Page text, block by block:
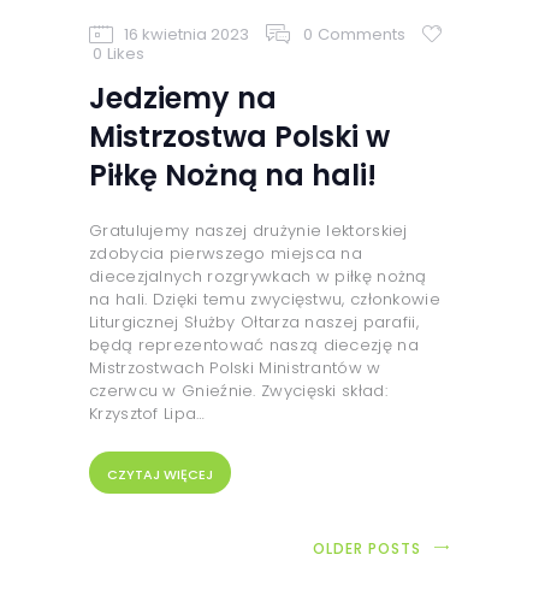
16 kwietnia 2023 0 Comments
0 Likes
Jedziemy na
Mistrzostwa Polski w
Piłkę Nożną na hali!
Gratulujemy naszej drużynie lektorskiej
zdobycia pierwszego miejsca na
diecezjalnych rozgrywkach w piłkę nożną
na hali. Dzięki temu zwycięstwu, członkowie
Liturgicznej Służby Ołtarza naszej parafii,
będą reprezentować naszą diecezję na
Mistrzostwach Polski Ministrantów w
czerwcu w Gnieźnie. Zwycięski skład:
Krzysztof Lipa…
CZYTAJ WIĘCEJ
OLDER POSTS